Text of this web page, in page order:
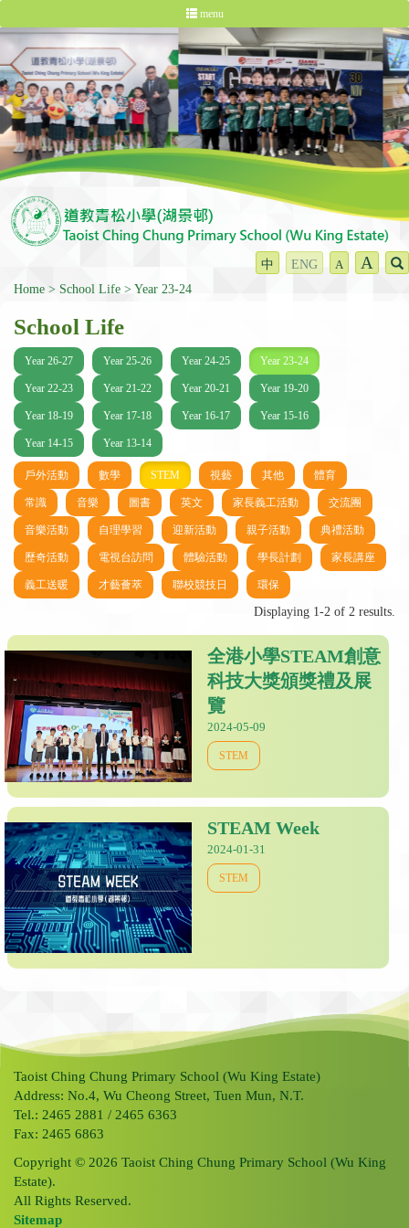
menu
中 ENG A A
Home School Life Year 23-24
School Life
Year 26-27 Year 25-26 Year 24-25 Year 23-24
Year 22-23 Year 21-22 Year 20-21 Year 19-20
Year 18-19 Year 17-18 Year 16-17 Year 15-16
Year 14-15 Year 13-14
戶外活動 數學 STEM 視藝 其他 體育
常識 音樂 圖書 英文 家長義工活動 交流團
音樂活動 自理學習 迎新活動 親子活動 典禮活動
歷奇活動 電視台訪問 體驗活動 學長計劃 家長講座
義工送暖 才藝薈萃 聯校競技日 環保
Displaying 1-2 of 2 results.
全港小學STEAM創意
科技大獎頒獎禮及展
覽
2024-05-09
STEM
STEAM Week
2024-01-31
STEM
Taoist Ching Chung Primary School (Wu King Estate)
Address: No.4, Wu Cheong Street, Tuen Mun, N.T.
Tel.: 2465 2881 / 2465 6363
Fax: 2465 6863
Copyright © 2026 Taoist Ching Chung Primary School (Wu King
Estate).
All Rights Reserved.
Sitemap